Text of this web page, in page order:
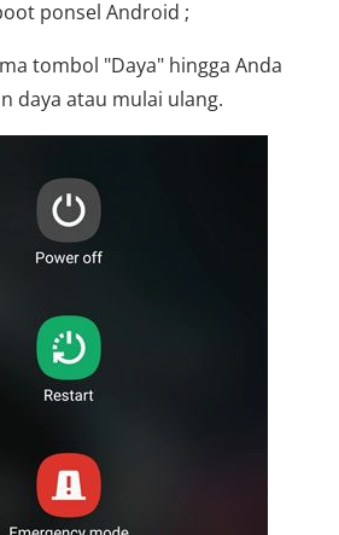
ponsel Android ;
tombol "Daya" hingga Anda
daya atau mulai ulang.